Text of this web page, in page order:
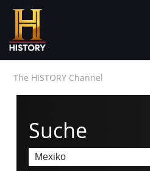
The HISTORY Channel
Suche